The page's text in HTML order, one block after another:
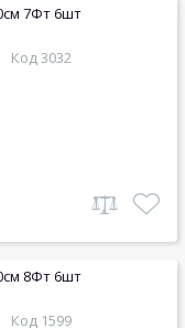
Код 3032
Код 1599